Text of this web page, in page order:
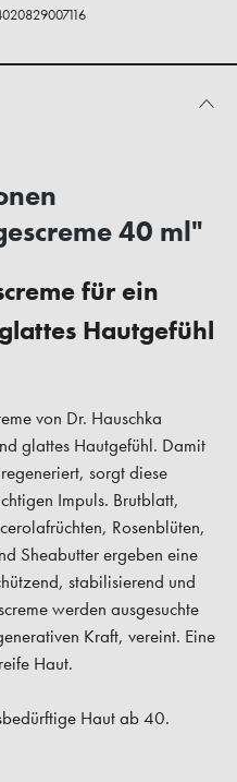
40 ml"
für ein
Hautgefühl
von Dr. Hauschka
glattes Hautgefühl. Damit
sorgt diese
Impuls. Brutblatt,
Rosenblüten,
Sheabutter ergeben eine
stabilisierend und
werden ausgesuchte
Kraft, vereint. Eine
Haut.
Haut ab 40.